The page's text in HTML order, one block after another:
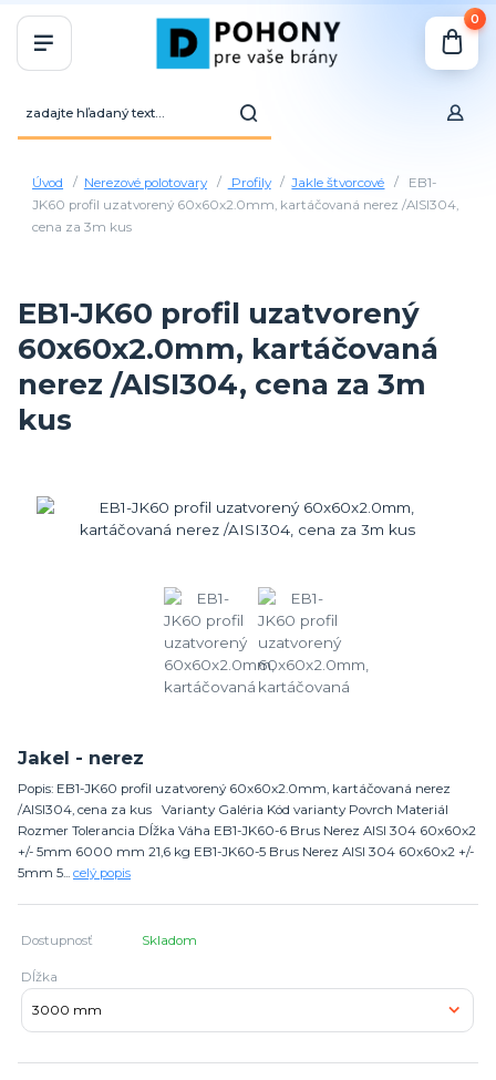
0
Úvod Nerezové polotovary Profily Jakle štvorcové
EB1-
JK60 profil uzatvorený 60x60x2.0mm, kartáčovaná nerez /AISI304,
cena za 3m kus
EB1-JK60 profil uzatvorený
60x60x2.0mm, kartáčovaná
nerez /AISI304, cena za 3m
kus
Jakel - nerez
Popis: EB1-JK60 profil uzatvorený 60x60x2.0mm, kartáčovaná nerez
/AISI304, cena za kus Varianty Galéria Kód varianty Povrch Materiál
Rozmer Tolerancia Dĺžka Váha EB1-JK60-6 Brus Nerez AISI 304 60x60x2
+/- 5mm 6000 mm 21,6 kg EB1-JK60-5 Brus Nerez AISI 304 60x60x2 +/-
5mm 5... celý popis
Dostupnosť Skladom
Dĺžka